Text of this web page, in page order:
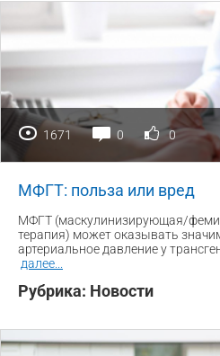
1671 0 0
МФГТ: польза или вред
МФГТ (маскулинизирующая/
терапия) может оказывать
артериальное давление у
далее
Рубрика: Новости